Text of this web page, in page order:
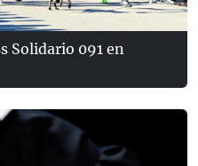
Solidario 091 en